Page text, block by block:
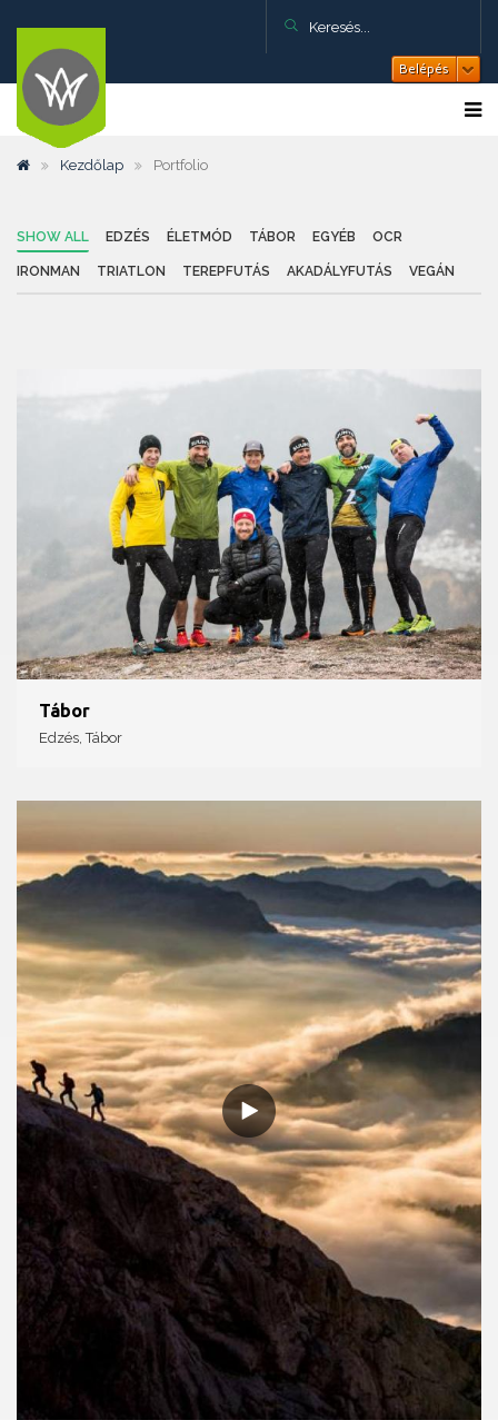
Belépés
Kezdőlap Portfolio
SHOW ALL EDZÉS ÉLETMÓD TÁBOR EGYÉB OCR
IRONMAN TRIATLON TEREPFUTÁS AKADÁLYFUTÁS VEGÁN
Tábor
Edzés, Tábor